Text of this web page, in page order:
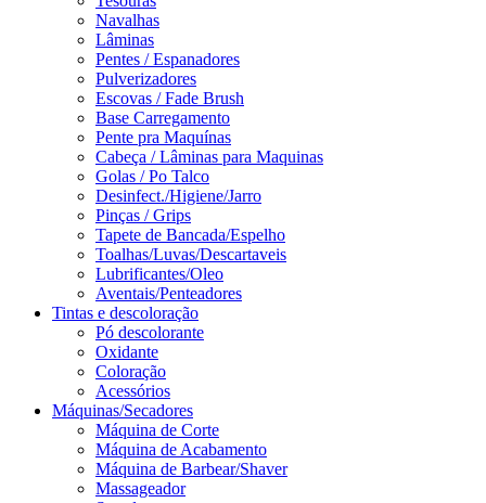
Navalhas
Lâminas
Pentes / Espanadores
Pulverizadores
Escovas / Fade Brush
Base Carregamento
Pente pra Maquínas
Cabeça / Lâminas para Maquinas
Golas / Po Talco
Desinfect./Higiene/Jarro
Pinças / Grips
Tapete de Bancada/Espelho
Toalhas/Luvas/Descartaveis
Lubrificantes/Oleo
Aventais/Penteadores
Tintas e descoloração
Pó descolorante
Oxidante
Coloração
Acessórios
Máquinas/Secadores
Máquina de Corte
Máquina de Acabamento
Máquina de Barbear/Shaver
Massageador